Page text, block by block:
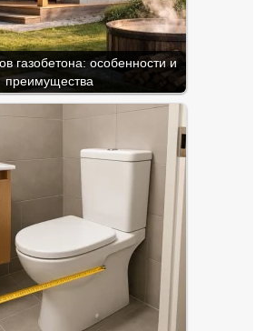
газобетона: особенности и
преимущества